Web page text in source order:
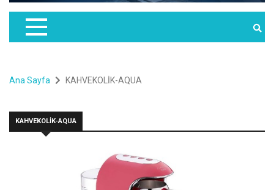
Ana Sayfa KAHVEKOLİK-AQUA
KAHVEKOLİK-AQUA